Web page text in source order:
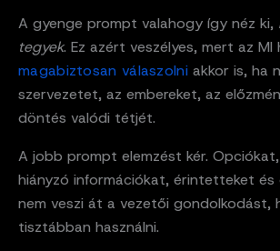
A gyenge prompt valahogy így néz ki,
tegyek. Ez azért veszélyes, mert az MI
magabiztosan válaszolniakkor is, ha
szervezetet, az embereket, az
döntés valódi tétjét.
A jobb prompt elemzést kér.
hiányzó információkat, érintetteket és
nem veszi át a vezetői gondolkodást,
tisztábban használni.